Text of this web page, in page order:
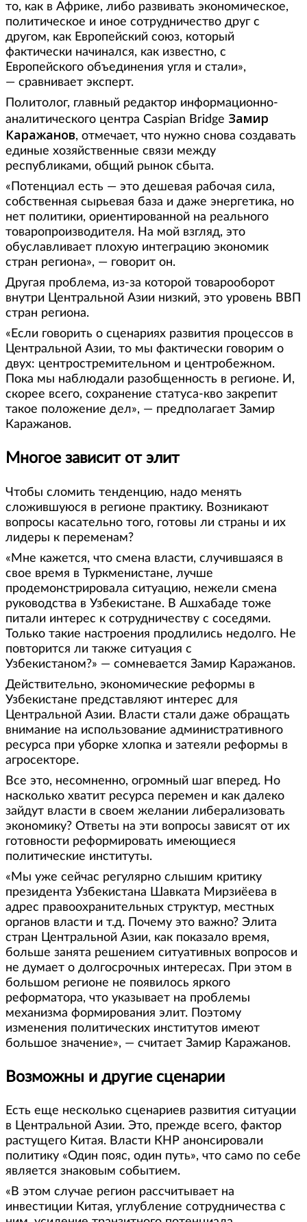
то, как в Африке, либо развивать экономическое,
политическое и иное сотрудничество друг с
другом, как Европейский союз, который
фактически начинался, как известно, с
Европейского объединения угля и стали»,
— сравнивает эксперт.
Политолог, главный редактор информационно-
аналитического центра Caspian Bridge Замир
Каражанов, отмечает, что нужно снова создавать
единые хозяйственные связи между
республиками, общий рынок сбыта.
«Потенциал есть — это дешевая рабочая сила,
собственная сырьевая база и даже энергетика, но
нет политики, ориентированной на реального
товаропроизводителя. На мой взгляд, это
обуславливает плохую интеграцию экономик
стран региона», — говорит он.
Другая проблема, из-за которой товарооборот
внутри Центральной Азии низкий, это уровень ВВП
стран региона.
«Если говорить о сценариях развития процессов в
Центральной Азии, то мы фактически говорим о
двух: центростремительном и центробежном.
Пока мы наблюдали разобщенность в регионе. И,
скорее всего, сохранение статуса-кво закрепит
такое положение дел», — предполагает Замир
Каражанов.
Многое зависит от элит
Чтобы сломить тенденцию, надо менять
сложившуюся в регионе практику. Возникают
вопросы касательно того, готовы ли страны и их
лидеры к переменам?
«Мне кажется, что смена власти, случившаяся в
свое время в Туркменистане, лучше
продемонстрировала ситуацию, нежели смена
руководства в Узбекистане. В Ашхабаде тоже
питали интерес к сотрудничеству с соседями.
Только такие настроения продлились недолго. Не
повторится ли также ситуация с
Узбекистаном?» — сомневается Замир Каражанов.
Действительно, экономические реформы в
Узбекистане представляют интерес для
Центральной Азии. Власти стали даже обращать
внимание на использование административного
ресурса при уборке хлопка и затеяли реформы в
агросекторе.
Все это, несомненно, огромный шаг вперед. Но
насколько хватит ресурса перемен и как далеко
зайдут власти в своем желании либерализовать
экономику? Ответы на эти вопросы зависят от их
готовности реформировать имеющиеся
политические институты.
«Мы уже сейчас регулярно слышим критику
президента Узбекистана Шавката Мирзиёева в
адрес правоохранительных структур, местных
органов власти и т.д. Почему это важно? Элита
стран Центральной Азии, как показало время,
больше занята решением ситуативных вопросов и
не думает о долгосрочных интересах. При этом в
большом регионе не появилось яркого
реформатора, что указывает на проблемы
механизма формирования элит. Поэтому
изменения политических институтов имеют
большое значение», — считает Замир Каражанов.
Возможны и другие сценарии
Есть еще несколько сценариев развития ситуации
в Центральной Азии. Это, прежде всего, фактор
растущего Китая. Власти КНР анонсировали
политику «Один пояс, один путь», что само по себе
является знаковым событием.
«В этом случае регион рассчитывает на
инвестиции Китая, углубление сотрудничества с